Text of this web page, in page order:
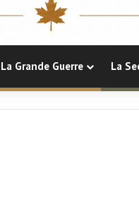
La Grande Guerre La